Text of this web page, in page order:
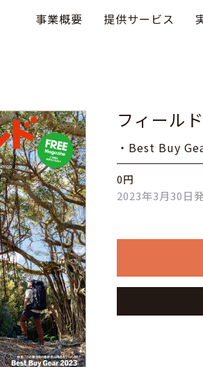
事業概要 提供サービス
フィール
・Best Buy
0円
2023年3月30日